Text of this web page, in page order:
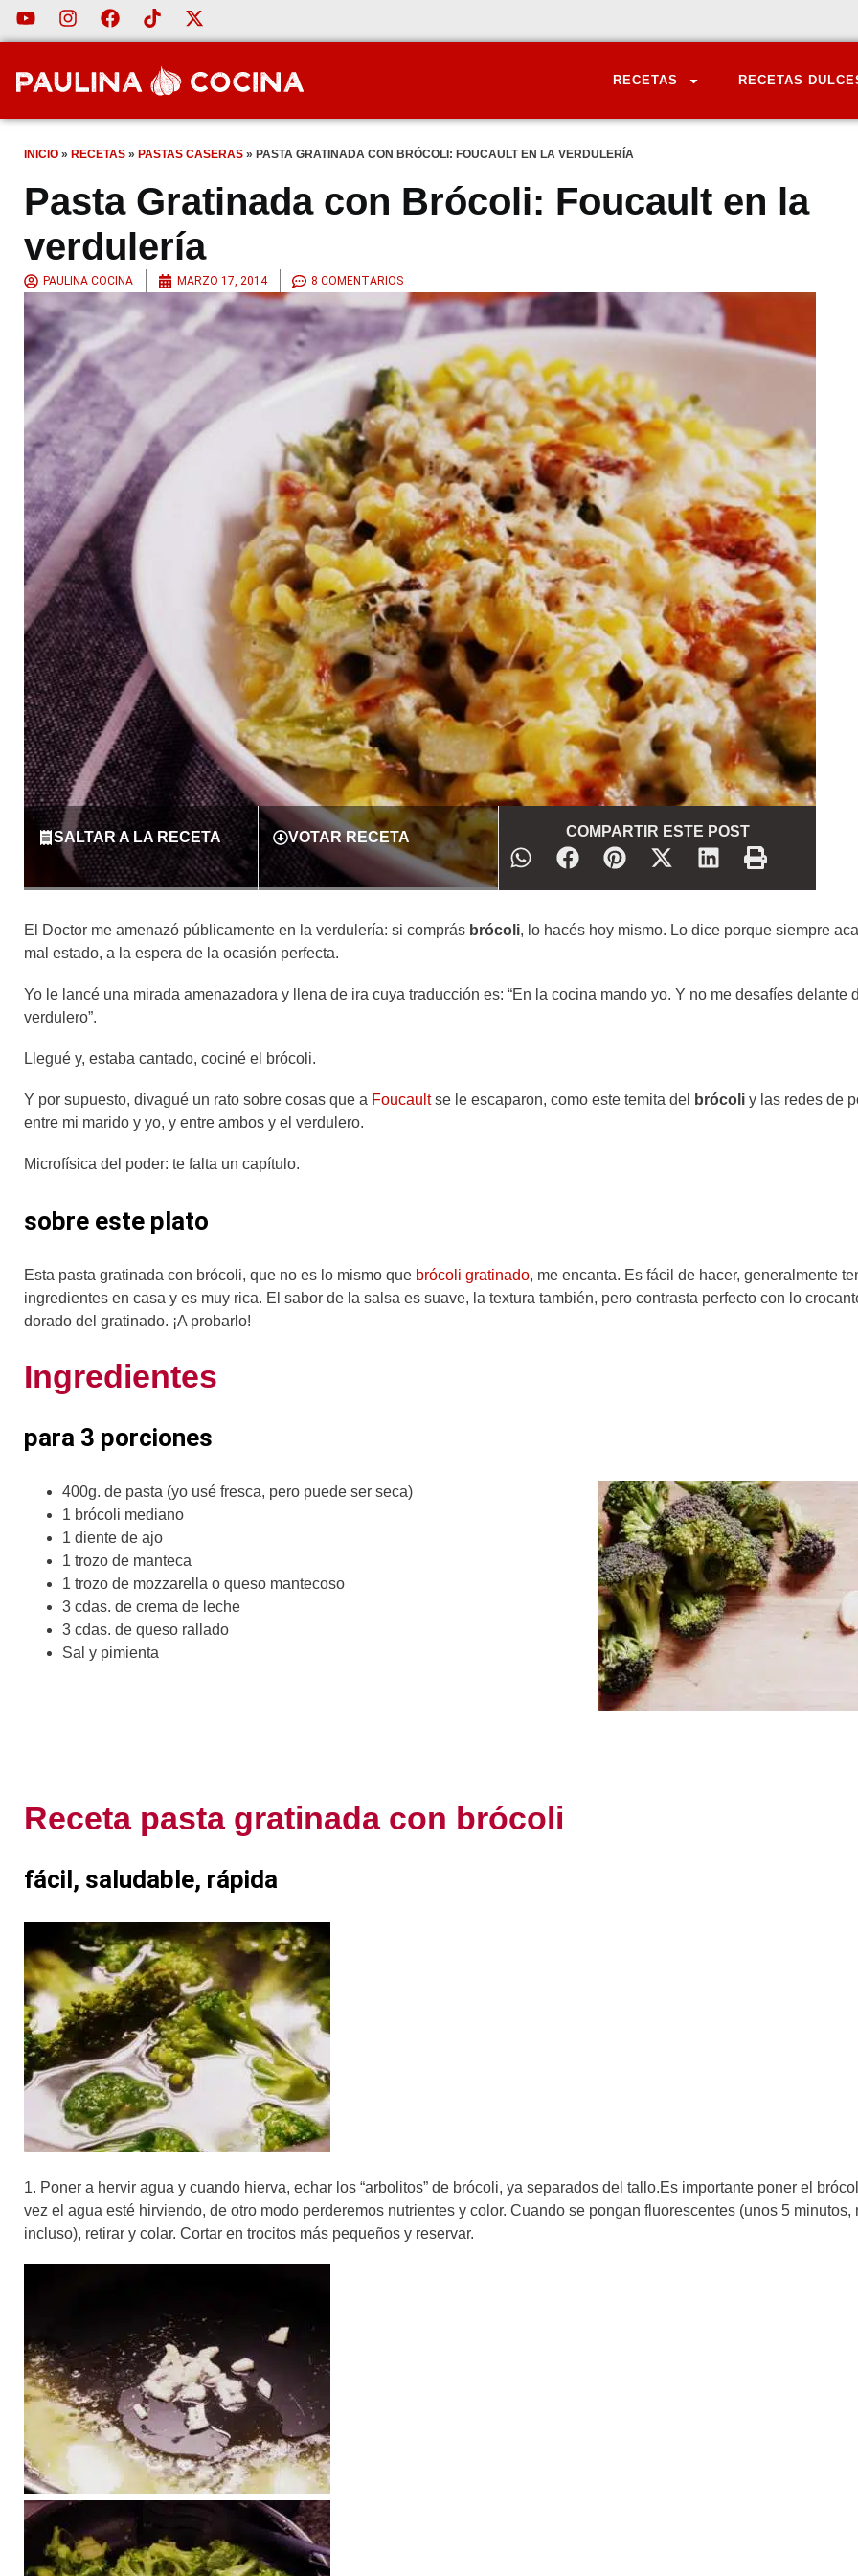
RECETAS RECETAS
INICIO » RECETAS » PASTAS CASERAS » PASTA GRATINADA CON BRÓCOLI: FOUCAULT EN LA VERDULERÍA
Pasta Gratinada con Brócoli: Foucault en la
verdulería
PAULINA COCINA MARZO 17, 2014 8 COMENTARIOS
SALTAR A LA RECETA VOTAR RECETA COMPARTIR ESTE POST
El Doctor me amenazó públicamente en la verdulería: si comprás brócoli, lo hacés hoy mismo. Lo dice porque siempre
mal estado, a la espera de la ocasión perfecta.
Yo le lancé una mirada amenazadora y llena de ira cuya traducción es: “En la cocina mando yo. Y no me desafíes delante
verdulero”.
Llegué y, estaba cantado, cociné el brócoli.
Y por supuesto, divagué un rato sobre cosas que a Foucaultse le escaparon, como este temita del brócoli y las redes de
entre mi marido y yo, y entre ambos y el verdulero.
Microfísica del poder: te falta un capítulo.
sobre este plato
Esta pasta gratinada con brócoli, que no es lo mismo que brócoli gratinado, me encanta. Es fácil de hacer, generalmente
ingredientes en casa y es muy rica. El sabor de la salsa es suave, la textura también, pero contrasta perfecto con lo
dorado del gratinado. ¡A probarlo!
Ingredientes
para 3 porciones
400g. de pasta (yo usé fresca, pero puede ser seca)
1 brócoli mediano
1 diente de ajo
1 trozo de manteca
1 trozo de mozzarella o queso mantecoso
3 cdas. de crema de leche
3 cdas. de queso rallado
Sal y pimienta
Receta pasta gratinada con brócoli
fácil, saludable, rápida
1. Poner a hervir agua y cuando hierva, echar los “arbolitos” de brócoli, ya separados del tallo.Es importante poner el
vez el agua esté hirviendo, de otro modo perderemos nutrientes y color. Cuando se pongan fluorescentes (unos 5 minutos,
incluso), retirar y colar. Cortar en trocitos más pequeños y reservar.